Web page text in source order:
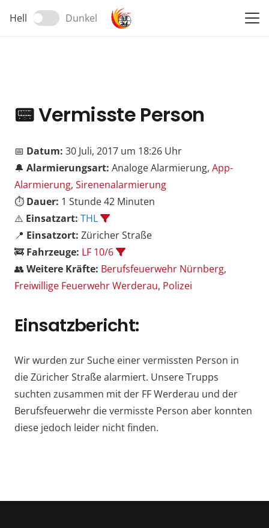
Hell Dunkel
📟Vermisste Person
📅 Datum: 30 Juli, 2017 um 18:26 Uhr
🔔 Alarmierungsart: Analoge Alarmierung, App-
Alarmierung, Sirenenalarmierung
⏱️ Dauer: 1 Stunde 42 Minuten
⚠️ Einsatzart: THL
📍 Einsatzort: Züricher Straße
🚒 Fahrzeuge: LF 10/6
👥 Weitere Kräfte: Berufsfeuerwehr Nürnberg,
Freiwillige Feuerwehr Werderau, Polizei
Einsatzbericht:
Wir wurden zur Suche einer vermissten Person in
die Züricher Straße alarmiert. Unsere Trupps
suchten zusammen mit der FF Werderau und der
Berufsfeuerwehr die vermisste Person aber konnten
diese jedoch leider nicht finden.